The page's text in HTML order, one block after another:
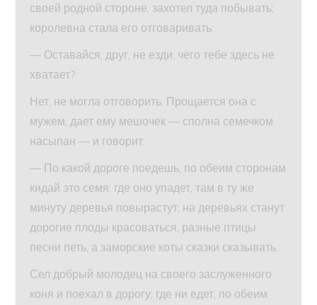
своей родной стороне, захотел туда побывать;
королевна стала его отговаривать:
— Оставайся, друг, не езди; чего тебе здесь не
хватает?
Нет, не могла отговорить. Прощается она с
мужем, дает ему мешочек — сполна семечком
насыпан — и говорит:
— По какой дороге поедешь, по обеим сторонам
кидай это семя: где оно упадет, там в ту же
минуту деревья повырастут; на деревьях станут
дорогие плоды красоваться, разные птицы
песни петь, а заморские коты сказки сказывать.
Сел добрый молодец на своего заслуженного
коня и поехал в дорогу; где ни едет, по обеим